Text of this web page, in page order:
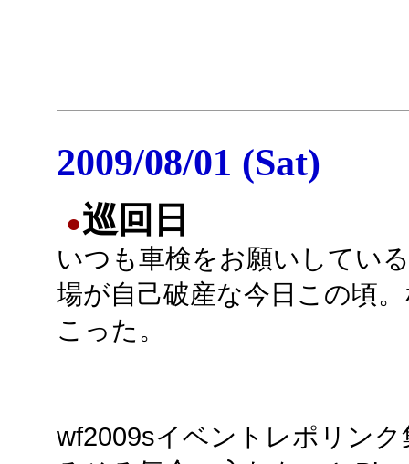
2009/08/01 (Sat)
●巡回日
いつも車検をお願いしてい
場が自己破産な今日この頃
こった。
wf2009sイベントレポリンク